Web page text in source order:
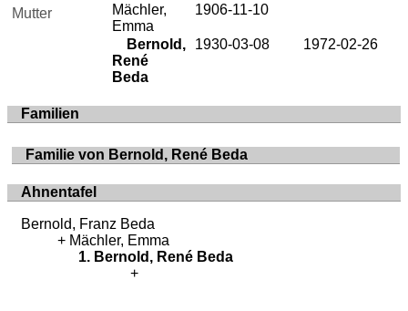
Mutter
Mächler,
Emma
1906-11-10
Bernold,
René
Beda
1930-03-08 1972-02-26
Familien
Familie von Bernold, René Beda
Ahnentafel
Bernold, Franz Beda
Mächler, Emma
Bernold, René Beda